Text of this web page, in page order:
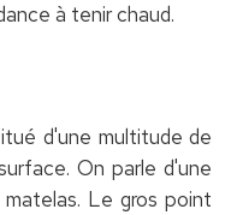
à tenir chaud.
d'une multitude de
On parle d'une
Le gros point